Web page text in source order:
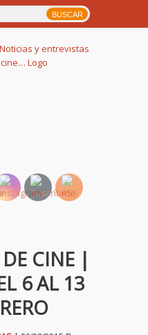
DE CINE |
6 AL 13